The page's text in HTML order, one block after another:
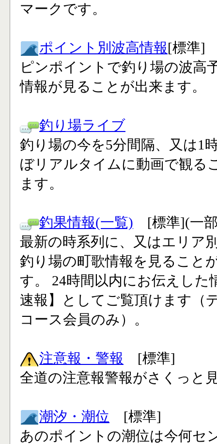
マークです。
ポイント別波高情報[標準]
ピンポイントで釣り場の波高
情報が見ることが出来ます。
釣り場ライブ
釣り場の今を5分間隔、又は1
ぼリアルタイムに動画で観る
ます。
釣果情報(一覧) [標準](一
最新の時系列に、又はエリア
釣り場の町歌情報を見ること
す。 24時間以内にお伝えした
速報】としてご覧頂けます（
コース会員のみ）。
注意報・警報 [標準]
全道の注意報警報がさくっと
潮汐・潮位 [標準]
あのポイントの潮位は今何セ